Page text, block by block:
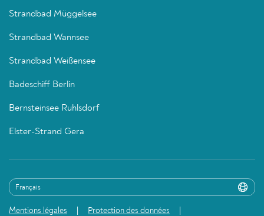
Strandbad Müggelsee
Strandbad Wannsee
Strandbad Weißensee
Badeschiff Berlin
Bernsteinsee Ruhlsdorf
Elster-Strand Gera
Mentions légales Protection des données